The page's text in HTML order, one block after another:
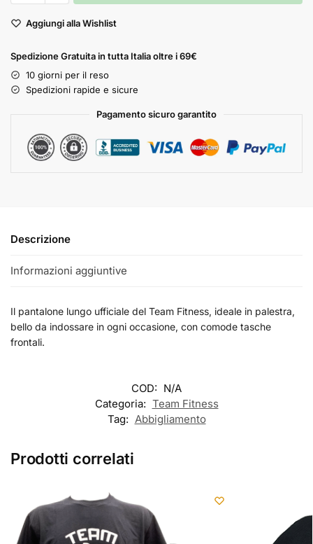
Aggiungi alla Wishlist
Spedizione Gratuita in tutta Italia oltre i 69€
10 giorni per il reso
Spedizioni rapide e sicure
Pagamento sicuro garantito
Descrizione
Informazioni aggiuntive
Il pantalone lungo ufficiale del Team Fitness, ideale in palestra,
bello da indossare in ogni occasione, con comode tasche
frontali.
COD: N/A
Categoria: Team Fitness
Tag: Abbigliamento
Prodotti correlati